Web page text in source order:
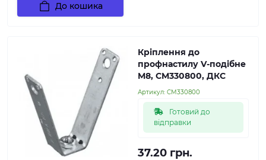
До кошика
Кріплення до
профнастилу V-подібне
M8, CM330800, ДКС
Артикул: CM330800
Готовий до
відправки
37.20 грн.